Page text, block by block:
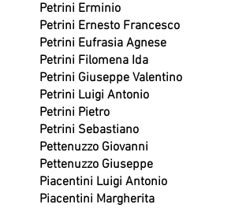
Petrini Erminio
Petrini Ernesto Francesco
Petrini Eufrasia Agnese
Petrini Filomena Ida
Petrini Giuseppe Valentino
Petrini Luigi Antonio
Petrini Pietro
Petrini Sebastiano
Pettenuzzo Giovanni
Pettenuzzo Giuseppe
Piacentini Luigi Antonio
Piacentini Margherita